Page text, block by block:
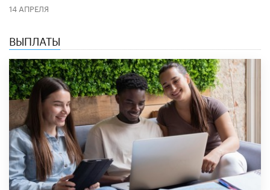
14 АПРЕЛЯ
ВЫПЛАТЫ